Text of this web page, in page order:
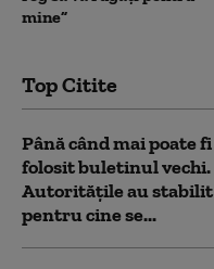
mine”
Top Citite
Până când mai poate fi
folosit buletinul vechi.
Autoritățile au stabilit
pentru cine se...